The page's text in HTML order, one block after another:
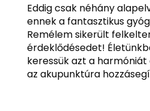
Eddig csak néhány
ennek a fantasztikus
Remélem sikerült
érdeklődésedet!
keressük azt a
az akupunktúra